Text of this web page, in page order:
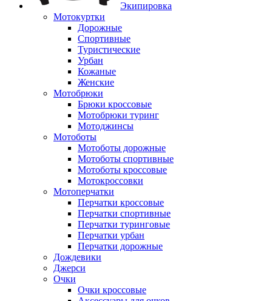
Экипировка
Мотокуртки
Дорожные
Спортивные
Туристические
Урбан
Кожаные
Женские
Мотобрюки
Брюки кроссовые
Мотобрюки туринг
Мотоджинсы
Мотоботы
Мотоботы дорожные
Мотоботы спортивные
Мотоботы кроссовые
Мотокроссовки
Мотоперчатки
Перчатки кроссовые
Перчатки спортивные
Перчатки туринговые
Перчатки урбан
Перчатки дорожные
Дождевики
Джерси
Очки
Очки кроссовые